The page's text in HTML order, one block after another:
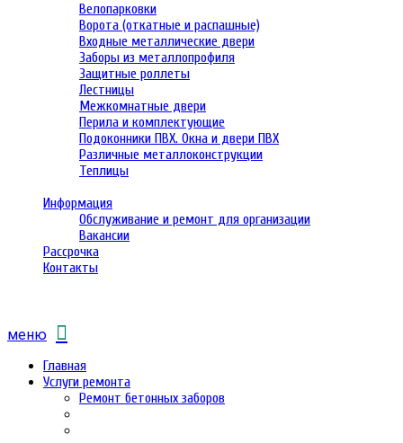
Велопарковки
Ворота (откатные и распашные)
Входные металлические двери
Заборы из металлопрофиля
Защитные роллеты
Лестницы
Межкомнатные двери
Перила и комплектующие
Подоконники ПВХ. Окна и двери ПВХ
Различные металлоконструкции
Теплицы
Информация
Обслуживание и ремонт для организации
Вакансии
Рассрочка
Контакты
меню
Главная
Услуги ремонта
Ремонт бетонных заборов